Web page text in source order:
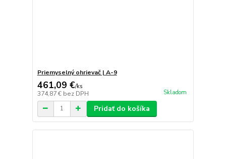
Priemyselný ohrievač | A-9
461,09 €/ks
374,87 € bez DPH Skladom
Pridať do košíka